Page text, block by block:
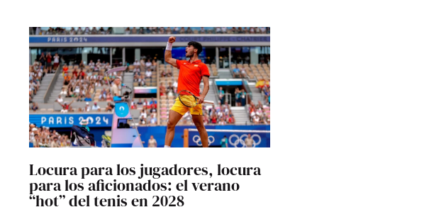
Locura para los jugadores, locura
para los aficionados: el verano
“hot” del tenis en 2028